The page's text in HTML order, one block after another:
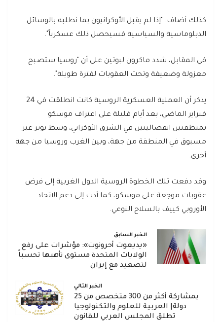
كذلك أضاف: "إذا لم يقبل الأوكرانيون بما نطلبه بالوسائل
الدبلوماسية والسياسية فسيحصل ذلك عسكرياً".
في المقابل، شدد ماكرون لبوتين على أن "روسيا ستصبح
معزولة وضعيفة وتحت العقوبات لفترة طويلة".
يذكر أن العملية العسكرية الروسية كانت انطلقت في 24
فبراير الماضي، بعد أيام قليلة على اعتراف موسكو
بمنطقتين انفصاليتين في الشرق الأوكراني، وسط توتر غير
مسبوق في المنطقة من جهة، وبين الغرب وروسيا من جهة
أخرى.
وقد دفعت تلك الخطوة الروسية الدول الغربية إلى فرض
عقوبات موجعة على موسكو، كما أدت إلى دعم الاتحاد
الأوروبي كييف بالسلاح النوعي.
الخبر السابق
«يديعوت أحرونوت»: مؤشرات على رفع
الولايات المتحدة مستوى تأهبها تحسباً
لتصعيد مع إيران
الخبر التالي
بمشاركة أكثر من 300 متخصص من 25
دولة| العربية للعلوم والتكنولوجيا
تطلق المجلس العربي للقانون